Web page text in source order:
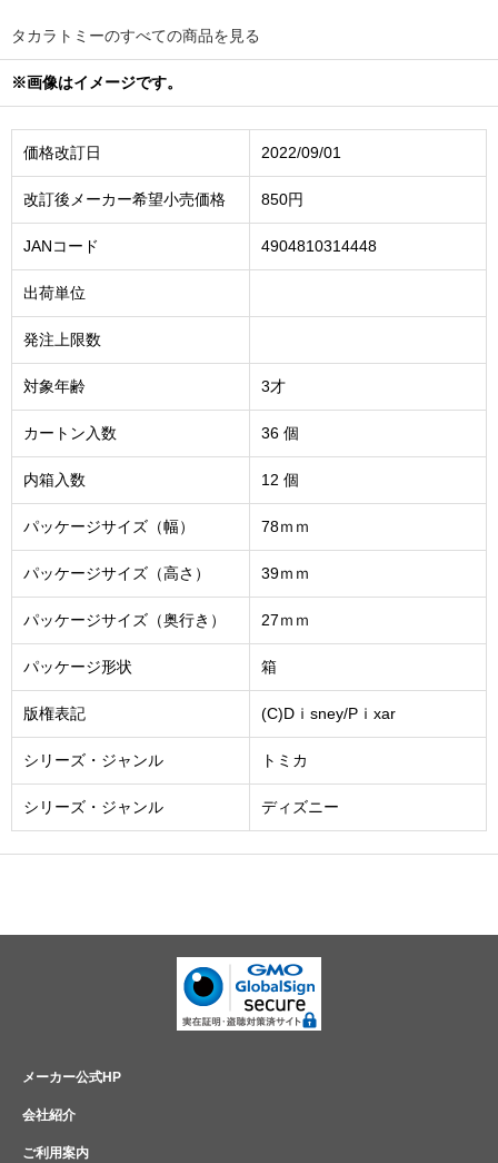
タカラトミーのすべての商品を見る
※画像はイメージです。
価格改訂日 2022/09/01
改訂後メーカー希望小売価格 850円
JANコード 4904810314448
出荷単位
発注上限数
対象年齢 3才
カートン入数 36 個
内箱入数 12 個
パッケージサイズ（幅） 78ｍｍ
パッケージサイズ（高さ） 39ｍｍ
パッケージサイズ（奥行き） 27ｍｍ
パッケージ形状 箱
版権表記 (C)Dｉsney/Pｉxar
シリーズ・ジャンル トミカ
シリーズ・ジャンル ディズニー
メーカー公式HP
会社紹介
ご利用案内